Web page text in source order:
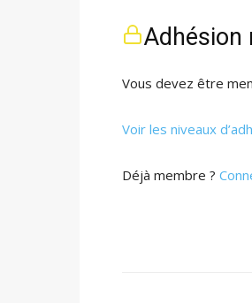
Adhésion
Vous devez être
Voir les niveaux
Déjà membre ?